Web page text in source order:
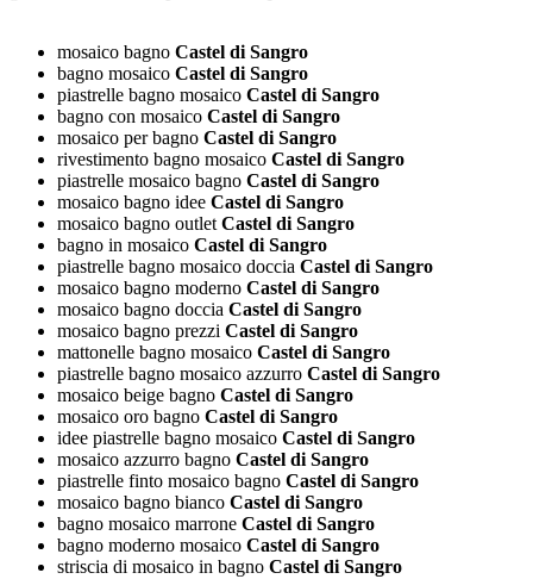
mosaico bagno Castel di Sangro
bagno mosaico Castel di Sangro
piastrelle bagno mosaico Castel di Sangro
bagno con mosaico Castel di Sangro
mosaico per bagno Castel di Sangro
rivestimento bagno mosaico Castel di Sangro
piastrelle mosaico bagno Castel di Sangro
mosaico bagno idee Castel di Sangro
mosaico bagno outletCastel di Sangro
bagno in mosaico Castel di Sangro
piastrelle bagno mosaico doccia Castel di Sangro
mosaico bagno moderno Castel di Sangro
mosaico bagno doccia Castel di Sangro
mosaico bagno prezzi Castel di Sangro
mattonelle bagno mosaico Castel di Sangro
piastrelle bagno mosaico azzurro Castel di Sangro
mosaico beige bagno Castel di Sangro
mosaico oro bagno Castel di Sangro
idee piastrelle bagno mosaico Castel di Sangro
mosaico azzurro bagno Castel di Sangro
piastrelle finto mosaico bagno Castel di Sangro
mosaico bagno bianco Castel di Sangro
bagno mosaico marrone Castel di Sangro
bagno moderno mosaico Castel di Sangro
striscia di mosaico in bagno Castel di Sangro